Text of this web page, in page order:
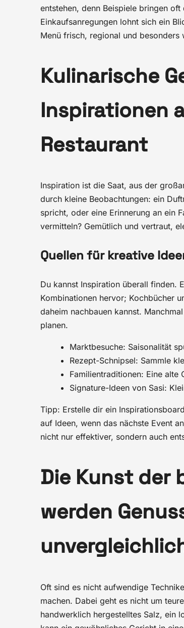
entstehen, denn Beispiele bringen
Einkaufsanregungen lohnt sich ein
Menü frisch, regional und besonders
Kulinarische
Inspirationen
Restaurant
Inspiration ist die Saat, aus der
durch kleine Beobachtungen: ein
spricht, oder eine Erinnerung an ein
vermitteln? Gemütlich und vertraut,
Quellen für kreative
Du kannst Inspiration überall finden.
Kombinationen hervor; Kochbücher
daheim nachbauen kannst.
planen.
Marktbesuche: Saisonalität
Rezept-Schnipsel: Sammle
Familientraditionen: Eine alte
Signature-Ideen von Sasi:
Tipp: Erstelle dir ein
auf Ideen, wenn das nächste Event
nicht nur effektiver, sondern auch
Die Kunst der
werden
Oft sind es nicht aufwendige
machen. Dabei geht es nicht um
handwerklich hergestelltes Salz, ein